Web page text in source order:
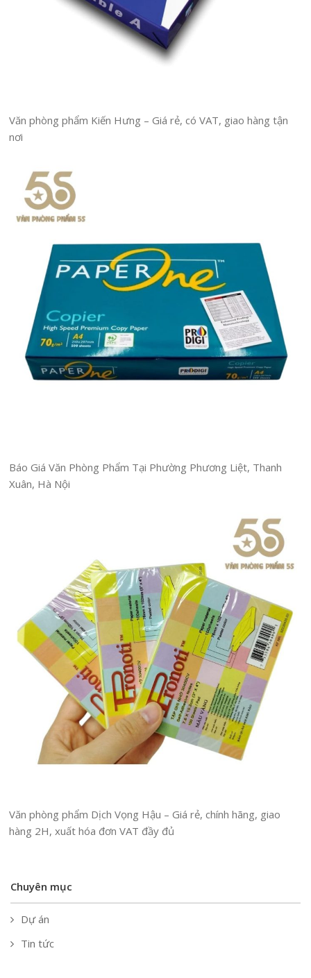
Văn phòng phẩm Kiến Hưng – Giá rẻ, có VAT, giao hàng tận
nơi
Báo Giá Văn Phòng Phẩm Tại Phường Phương Liệt, Thanh
Xuân, Hà Nội
Văn phòng phẩm Dịch Vọng Hậu – Giá rẻ, chính hãng, giao
hàng 2H, xuất hóa đơn VAT đầy đủ
Chuyên mục
Dự án
Tin tức